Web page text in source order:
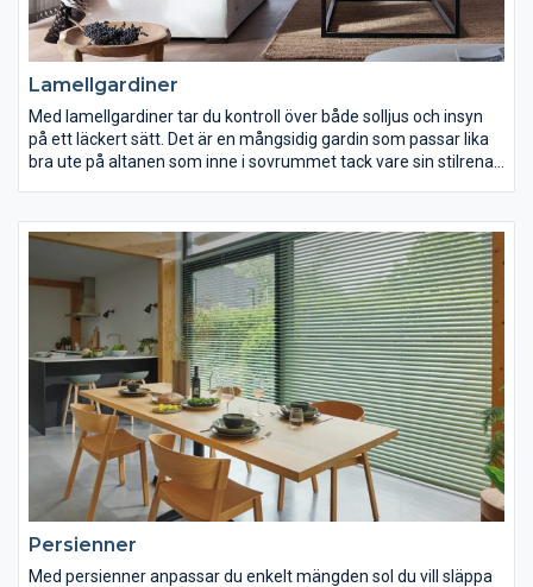
Lamellgardiner
Med lamellgardiner tar du kontroll över både solljus och insyn
på ett läckert sätt. Det är en mångsidig gardin som passar lika
bra ute på altanen som inne i sovrummet tack vare sin stilrena
Persienner
Med persienner anpassar du enkelt mängden sol du vill släppa